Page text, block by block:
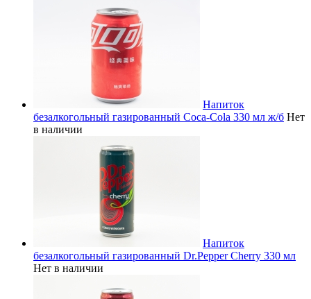
Напиток
безалкогольный газированный Coca-Cola 330 мл ж/б Нет
в наличии
Напиток
безалкогольный газированный Dr.Pepper Cherry 330 мл
Нет в наличии